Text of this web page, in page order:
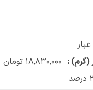
عیار
۱۸,۸۳۰,۰۰۰ تومان
درصد